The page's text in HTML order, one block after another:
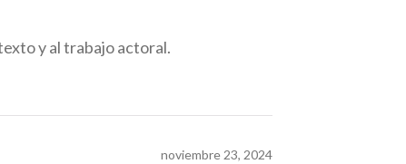
y al trabajo actoral.
noviembre 23, 2024